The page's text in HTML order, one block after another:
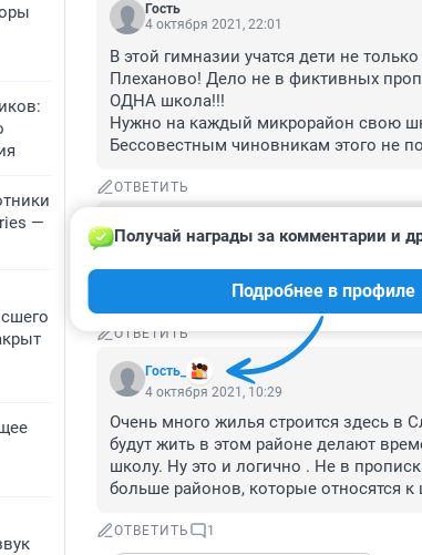
—
Гость
4 октября 2021, 22:01
В этой гимназии учатся дети не
Плеханово! Дело не в фиктивных
ОДНА школа!!!
Нужно на каждый микрорайон свою
Бессовестным чиновникам этого не
ОТВЕТИТЬ
4 октября 2021, 15:34
Есть школы, где мало учащихчя.
А есть и такие школы , где в
ОТВЕТИТЬ
Гость_
Получай награды за комментарии и
Подробнее в профиле
4 октября 2021, 10:29
Очень много жилья строится здесь в
будут жить в этом районе делают
школу. Ну это и логично . Не в
больше районов, которые относятся к
ОТВЕТИТЬ 1